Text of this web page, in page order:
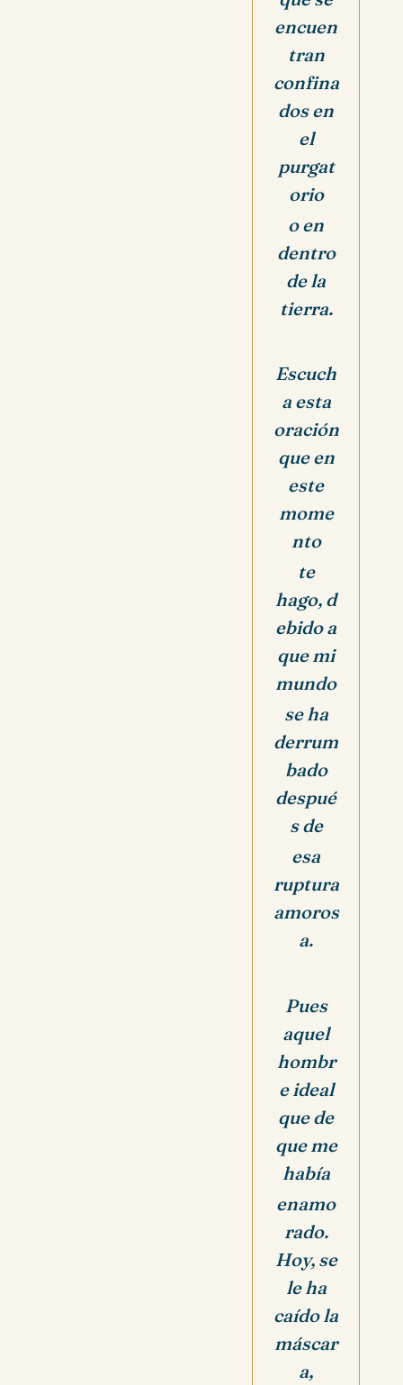
encuen
tran
confina
dos en
el
purgat
orio
o en
dentro
de la
tierra.
Escuch
a esta
oración
que en
este
mome
nto
te
hago, d
ebido a
que mi
mundo
se ha
derrum
bado
despué
s de
esa
ruptura
amoros
a.
Pues
aquel
hombr
e ideal
que de
que me
había
enamo
rado.
Hoy, se
le ha
caído la
máscar
a,